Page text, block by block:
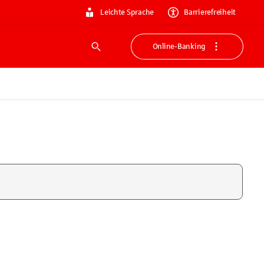
Leichte Sprache Barrierefreiheit
Suche
Online-Banking